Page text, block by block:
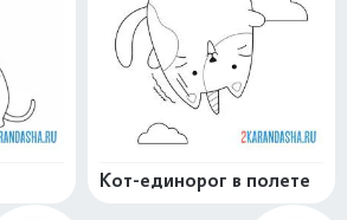
Кот-единорог в полете